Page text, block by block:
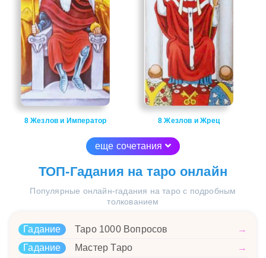
8 Жезлов и Император 8 Жезлов и Жрец
еще сочетания
ТОП-Гадания на таро онлайн
Популярные онлайн-гадания на таро с подробным
толкованием
Гадание Таро 1000 Вопросов
→
Гадание
Мастер Таро
→